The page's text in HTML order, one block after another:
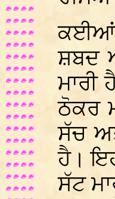
ਕਈਆਂ
ਸ਼ਬਦ
ਮਾਰੀ
ਠੋਕਰ
ਸੱਚ
ਹੈ।
ਸੱਟ